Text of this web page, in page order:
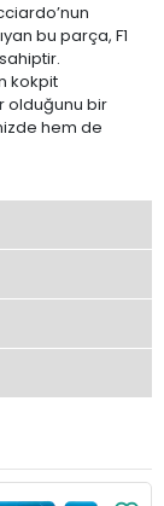
bu parça, F1
kokpit
olduğunu bir
hem de